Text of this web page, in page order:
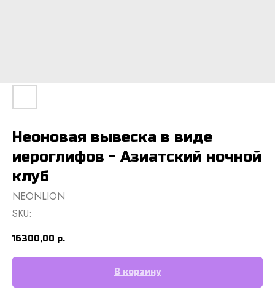
Неоновая вывеска в виде
иероглифов - Азиатский ночной
клуб
NEONLION
SKU:
16300,00 р.
В корзину